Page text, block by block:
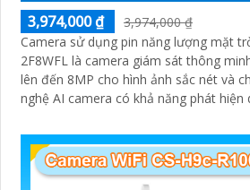
3,974,000 ₫
3,974,000 ₫
Camera sử dụng pin năng lượng mặt
2F8WFL là camera giám sát thông
lên đến 8MP cho hình ảnh sắc nét và
nghệ AI camera có khả năng phát hiện
bỉ chống nước IP65 phù hợp lắp đặt
tiết. Camera An Ninh CS-CB5-R100-
hú, đèn chớp báo động, Wifi Không